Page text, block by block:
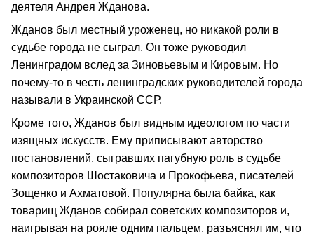
деятеля Андрея Жданова.
Жданов был местный уроженец, но никакой роли в
судьбе города не сыграл. Он тоже руководил
Ленинградом вслед за Зиновьевым и Кировым. Но
почему-то в честь ленинградских руководителей города
называли в Украинской ССР.
Кроме того, Жданов был видным идеологом по части
изящных искусств. Ему приписывают авторство
постановлений, сыгравших пагубную роль в судьбе
композиторов Шостаковича и Прокофьева, писателей
Зощенко и Ахматовой. Популярна была байка, как
товарищ Жданов собирал советских композиторов и,
наигрывая на рояле одним пальцем, разъяснял им, что